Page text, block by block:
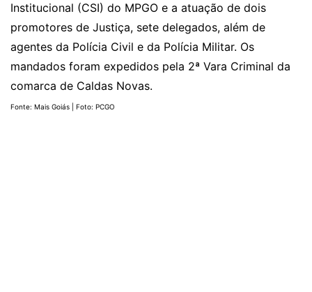
Institucional (CSI) do MPGO e a atuação de dois
promotores de Justiça, sete delegados, além de
agentes da Polícia Civil e da Polícia Militar. Os
mandados foram expedidos pela 2ª Vara Criminal da
comarca de Caldas Novas.
Fonte: Mais Goiás | Foto: PCGO